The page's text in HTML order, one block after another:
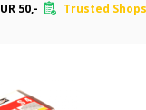
50,- Trusted